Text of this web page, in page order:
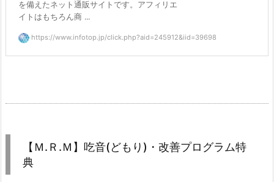
を備えたネット通販サイトです。アフィリエ
イトはもちろん商 ...
https://www.infotop.jp/click.php?aid=245912&iid=39698
【Ｍ.Ｒ.Ｍ】吃音(どもり)・改善プログラム特
典